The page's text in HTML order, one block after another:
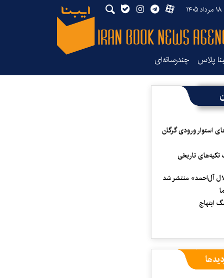
پلاس چندرسانه‌ای
استوار ورودی گرگان
تکیه‌های تاریخی
آل‌احمد» منتشر شد
ابتهاج